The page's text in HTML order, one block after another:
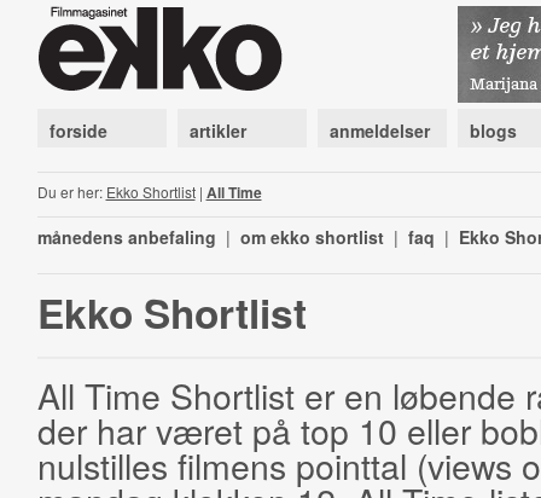
forside artikler anmeldelser blogs
Du er her: Ekko Shortlist| All Time
månedens anbefaling | om ekko shortlist | faq | Ekko
Ekko Shortlist
All Time Shortlist er en løbende
der har været på top 10 eller
nulstilles filmens pointtal (views